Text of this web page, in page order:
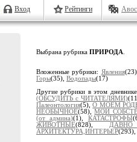
Вход Рейтинги
Выбрана рубрика ПРИРОДА
Вложенные рубрики: Явления
Горы(35), Водопады(17)
Другие рубрики в этом
(ОБСУДИТЬ с ЧИТАТЕЛЯМИ)
Палеонтология(5),О МОЕМ
НЕОБЫЧНОЕ(58),МОИ
(от админа)(1), КАТАСТРОФЫ
ЖИВОТНЫЕ(828),
АРХИТЕКТУРА,ИНТЕРЬЕР(293),